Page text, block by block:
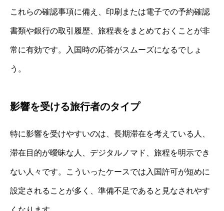
これらの確認事項に備え、印刷または電子での予約確認
書類や銀行の取引履歴、旅程表をまとめておくことが非
常に有効です。入国時の応答がスムーズになるでしょ
う。
影響を受ける旅行者のタイプ
特に影響を受けやすいのは、長期滞在を考えている人、
滞在目的が曖昧な人、デジタルノマド、旅程を明示でき
ない人々です。こういったケースでは入国許可が短めに
設定されることが多く、準備不足であると見なされやす